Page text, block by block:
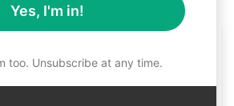
aus
Yes, I'm in!
too. Unsubscribe at any time.